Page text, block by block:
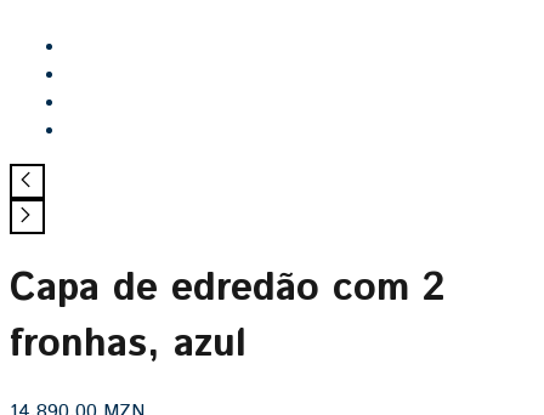
Capa de edredão com 2
fronhas, azul